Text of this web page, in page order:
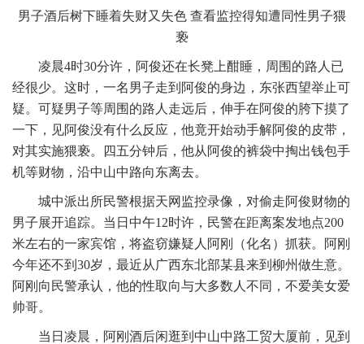
男子酒后树下睡着失财又失色 查看监控得知遭同性男子猥
亵
凌晨4时30分许，阿俊还在长凳上酣睡，周围的路人已
经很少。这时，一名男子走到阿俊的身边，东张西望举止可
疑。可疑男子等周围的路人走远后，伸手在阿俊的胯下摸了
一下，见阿俊没有什么反应，他竟开始动手解阿俊的皮带，
对其实施猥亵。四五分钟后，他从阿俊的裤袋中掏出钱包手
机等财物，沿中山中路向东离去。
城中派出所民警根据天网监控录像，对偷走阿俊财物的
男子展开追踪。当日中午12时许，民警在距离案发地点200
米左右的一家宾馆，将盗窃嫌疑人阿刚（化名）抓获。阿刚
今年还不到30岁，最近从广西东北部某县来到柳州做生意。
阿刚向民警承认，他的性取向与大多数人不同，不爱美女爱
帅哥。
当日凌晨，阿刚酒后闲逛到中山中路工贸大厦前，见到